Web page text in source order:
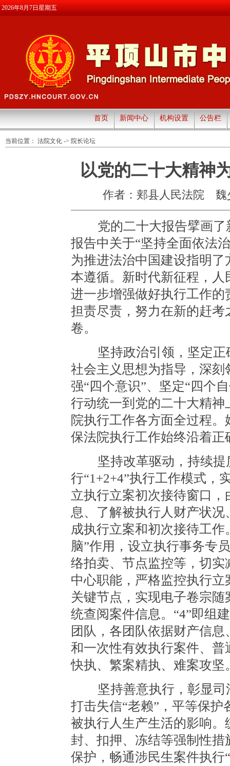
2026年8月7日星期五
首页 新闻中心 机构设置 公告栏
当前位置： 法院文化 -> 院长论坛
以党的二十大精神
作者：郏县人民法院 魏
党的二十大报告擘画了
报告中关于“坚持全面依法
为推进法治中国建设指明
本遵循。新时代新征程，
进一步增强做好执行工作
担责尽责，努力在新的赶
卷。
坚持政治引领，坚定正
社会主义思想为指导，深刻
强“四个意识”、坚定“四个
行动统一到党的二十大精
院执行工作各方面全过程
保法院执行工作始终沿着
坚持改革驱动，持续提
行“1+2+4”执行工作模式，
立执行立案初次接待窗口
息、了解被执行人财产状
成执行立案和初次接待工作
脑”作用，设立执行事务专
络拍卖、节点监控等，切
中心职能，严格监控执行
关键节点，实现电子卷宗
统查阅案件信息。“4”即组
团队，各团队依据财产信
和一次性有效执行案件、
快执、繁案精执、难案攻坚
坚持善意执行，彰显司
打击失信“老赖”，平等保
被执行人生产生活的影响
封、扣押、冻结等强制性
保护，畅通涉民生案件执行